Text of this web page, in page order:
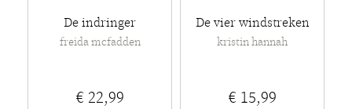
De indringer
freida mcfadden
€ 22,99
De vier windstreken
kristin hannah
€ 15,99